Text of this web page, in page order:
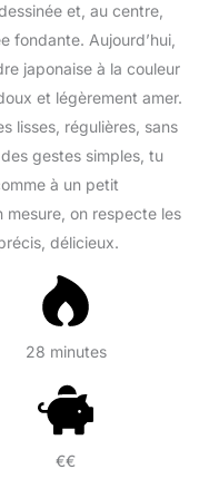
et, au centre,
fondante. Aujourd’hui,
japonaise à la couleur
et légèrement amer.
lisses, régulières, sans
gestes simples, tu
à un petit
mesure, on respecte les
délicieux.
28 minutes
€€